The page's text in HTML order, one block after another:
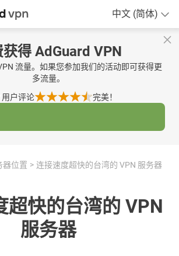
中文 (简体)
获得 AdGuard VPN
流量。如果您参加我们的活动即可获得更
多流量。
用户评论 完美！
器位置 连接速度超快的台湾的 VPN 服务器
超快的台湾的 VPN
服务器